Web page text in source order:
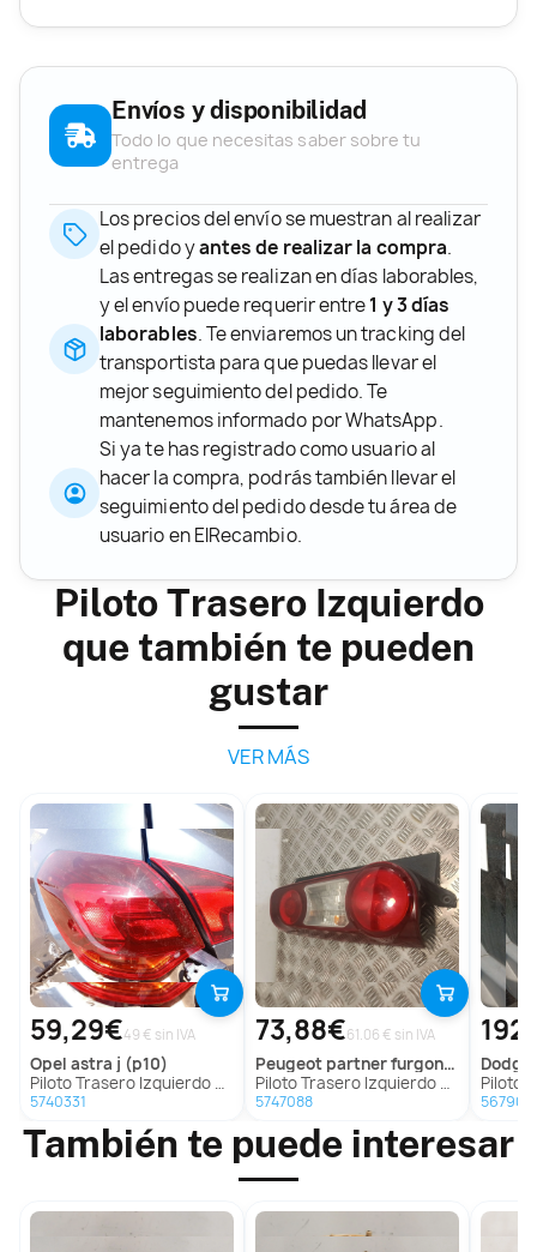
Envíos y disponibilidad
Todo lo que necesitas saber sobre tu
entrega
Los precios del envío se muestran al realizar
el pedido yantes de realizar la compra.
Las entregas se realizan en días laborables,
y el envío puede requerir entre1 y 3 días
laborables. Te enviaremos un tracking del
transportista para que puedas llevar el
mejor seguimiento del pedido. Te
mantenemos informado por WhatsApp.
Si ya te has registrado como usuario al
hacer la compra, podrás también llevar el
seguimiento del pedido desde tu área de
usuario en ElRecambio.
Piloto Trasero Izquierdo
que también te pueden
gustar
VER MÁS
59,29€49 € sin IVA
opel astra j (p10)
Piloto Trasero Izquierdo para Opel Astra J (P10)
5740331
73,88€61.06 € sin IVA
peugeot partner furgoneta/monovolumen
Piloto Trasero Izquierdo para Peugeot Partner Furgoneta/Monovolumen
5747088
dodge
Piloto
También te puede interesar